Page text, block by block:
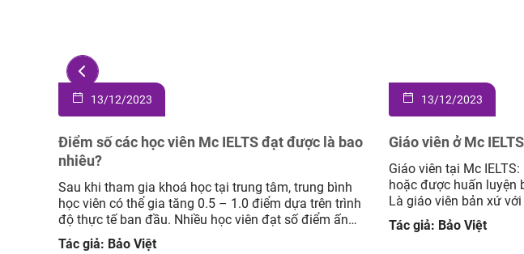
13/12/2023
Điểm số các học viên Mc IELTS đạt được là bao
nhiêu?
Sau khi tham gia khoá học tại trung tâm, trung bình
học viên có thể gia tăng 0.5 – 1.0 điểm dựa trên trình
độ thực tế ban đầu. Nhiều học viên đạt số điểm ấn
tượng từ 7.0 trở lên. Trong số đó, có những bạn đạt
Tác giả: Bảo Việt
13/12/2023
Giáo viên ở Mc
Giáo viên tại Mc
hoặc được huấn luyện
Là giáo viên bản xứ
hay CELTA. Giáo viên
giảng dạy TESOL hay
Tác giả: Bảo Việt